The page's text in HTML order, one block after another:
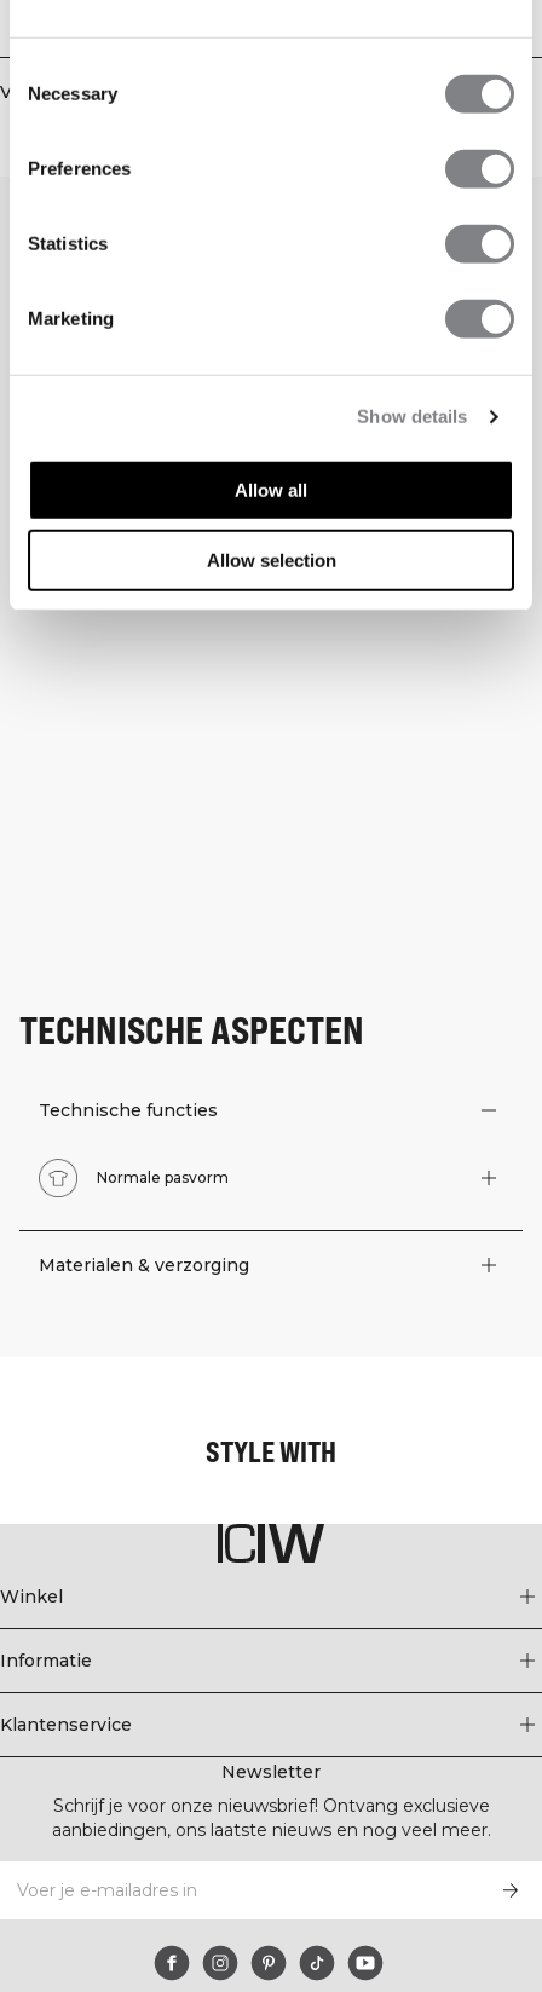
Selection
Necessary
Preferences
Statistics
Marketing
Show details
Allow all
Allow selection
Vergelijkbare producten
TECHNISCHE ASPECTEN
Technische functies
Normale pasvorm
Materialen & verzorging
STYLE WITH
Winkel
Informatie
Klantenservice
Newsletter
Schrijf je voor onze nieuwsbrief! Ontvang exclusieve
aanbiedingen, ons laatste nieuws en nog veel meer.